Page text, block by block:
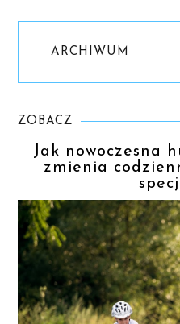
ARCHIWUM
ZOBACZ
Jak nowoczesna
zmienia